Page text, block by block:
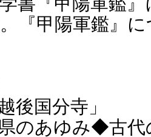
『甲陽軍鑑』
後国分寺」
県のあゆみ◆古代